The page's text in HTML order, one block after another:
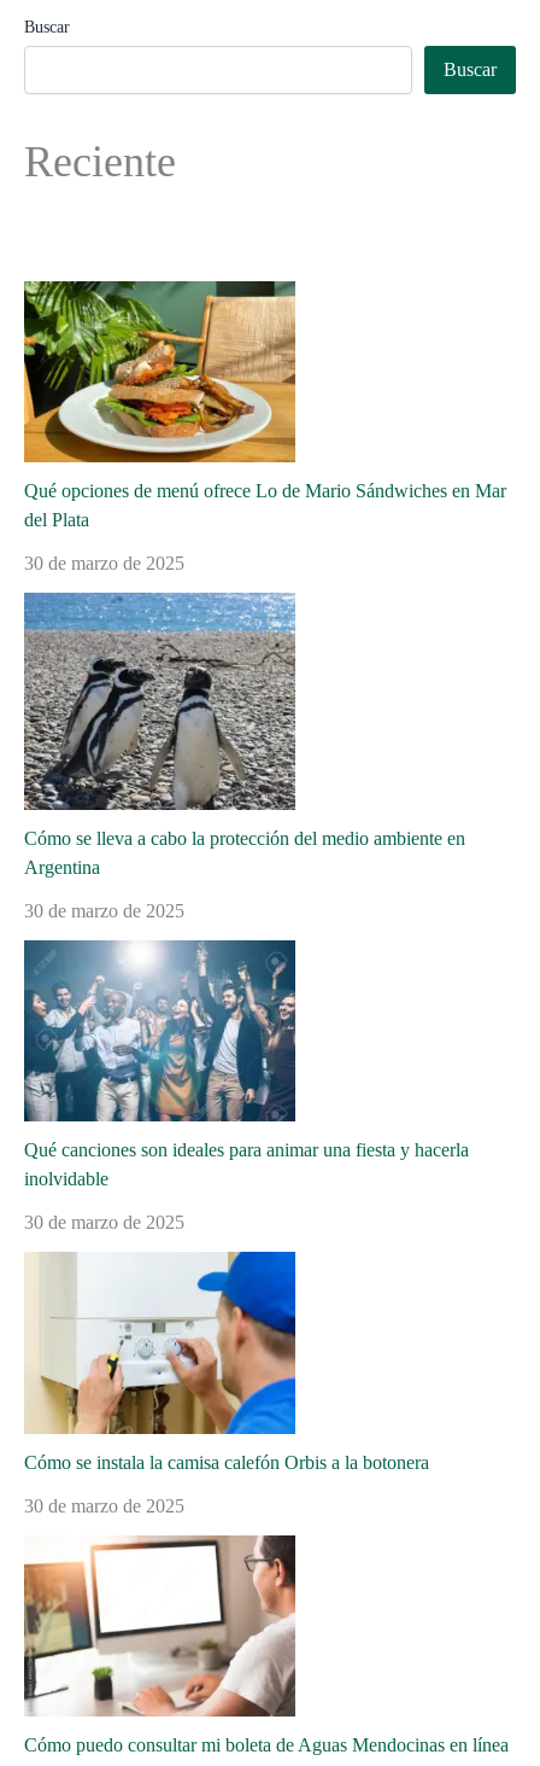
Buscar
Buscar
Reciente
Qué opciones de menú ofrece Lo de Mario Sándwiches en Mar
del Plata
30 de marzo de 2025
Cómo se lleva a cabo la protección del medio ambiente en
Argentina
30 de marzo de 2025
Qué canciones son ideales para animar una fiesta y hacerla
inolvidable
30 de marzo de 2025
Cómo se instala la camisa calefón Orbis a la botonera
30 de marzo de 2025
Cómo puedo consultar mi boleta de Aguas Mendocinas en línea